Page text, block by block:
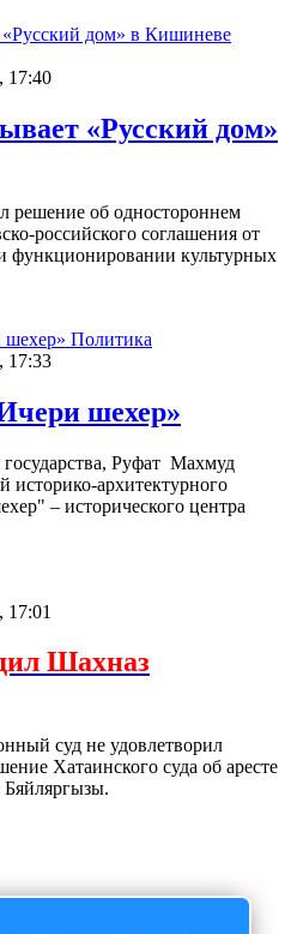
17:40
«Русский дом»
об одностороннем
российского соглашения от
функционировании культурных
Политика
17:33
шехер»
Руфат Махмуд
историко-архитектурного
– исторического центра
17:01
Шахназ
суд не удовлетворил
Хатаинского суда об аресте